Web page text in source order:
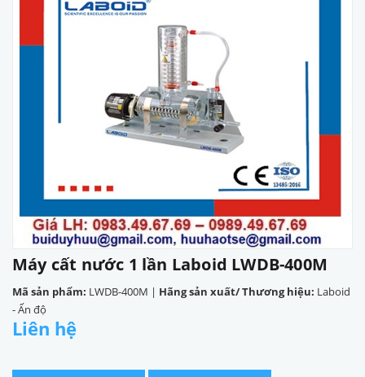
Máy cất nước 1 lần Laboid LWDB-400M
Mã sản phẩm: LWDB-400M | Hãng sản xuất/ Thương hiệu: Laboid
- Ấn độ
Liên hệ